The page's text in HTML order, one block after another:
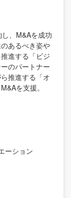
、M&Aを成功
あるべき姿や
進する「ビジ
のパートナー
推進する「オ
を支援。
ーション